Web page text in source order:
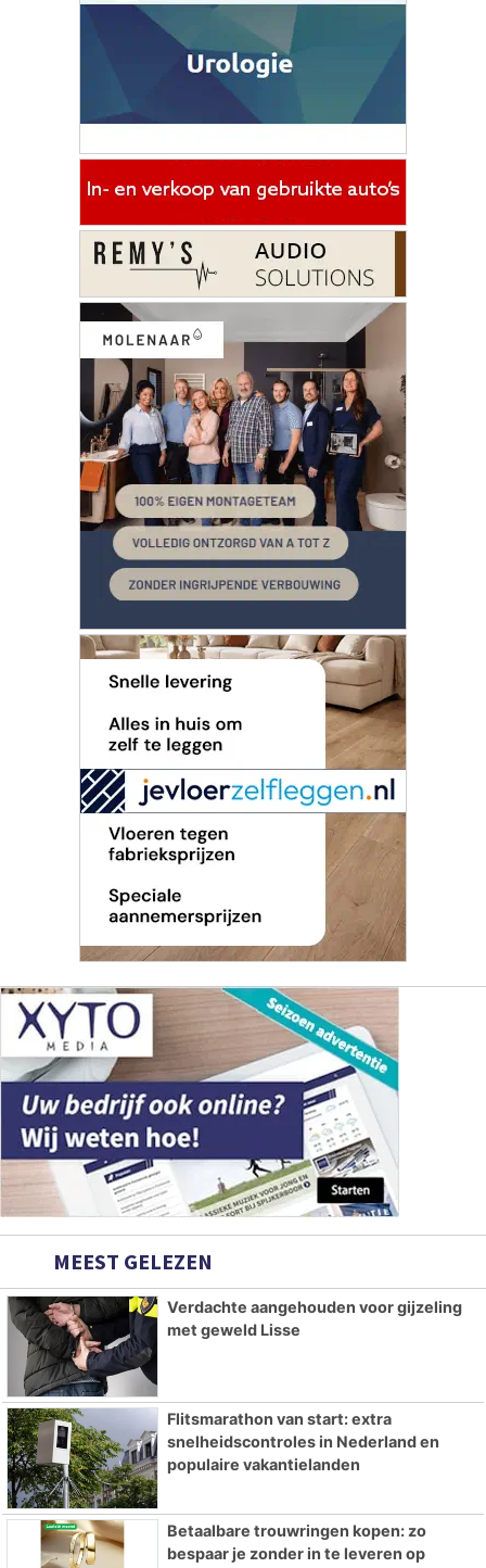
MEEST GELEZEN
Verdachte aangehouden voor gijzeling
met geweld Lisse
Flitsmarathon van start: extra
snelheidscontroles in Nederland en
populaire vakantielanden
Betaalbare trouwringen kopen: zo
bespaar je zonder in te leveren op